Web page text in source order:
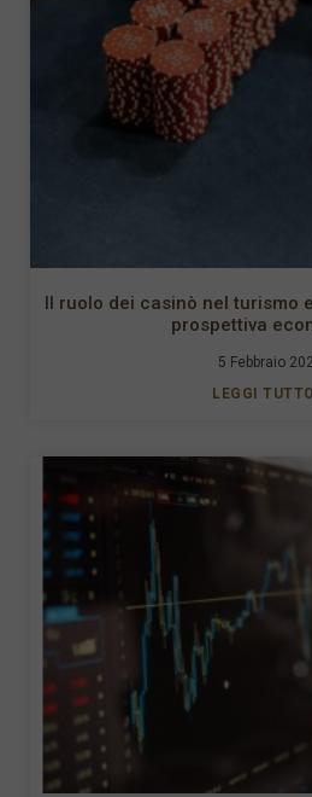
Il ruolo dei casinò nel turismo
prospettiva
5 Febbraio
LEGGI